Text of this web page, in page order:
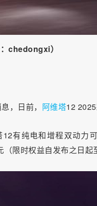
chedongxi）
，日前， 阿维塔12 2025
12有纯电和增程双动力
限时权益自发布之日起